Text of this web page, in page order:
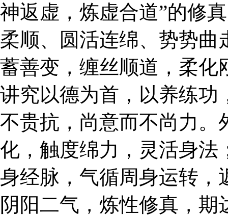
神返虚，炼虚合道”的修
柔顺、圆活连绵、势势曲
蓄善变，缠丝顺道，柔化
讲究以德为首，以养练功
不贵抗，尚意而不尚力。
化，触度绵力，灵活身法
身经脉，气循周身运转，
阴阳二气，炼性修真，